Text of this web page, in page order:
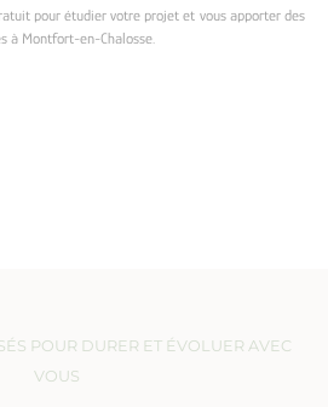
pour étudier votre projet et vous apporter des
à Montfort-en-Chalosse.
POUR DURER ET ÉVOLUER AVEC
VOUS